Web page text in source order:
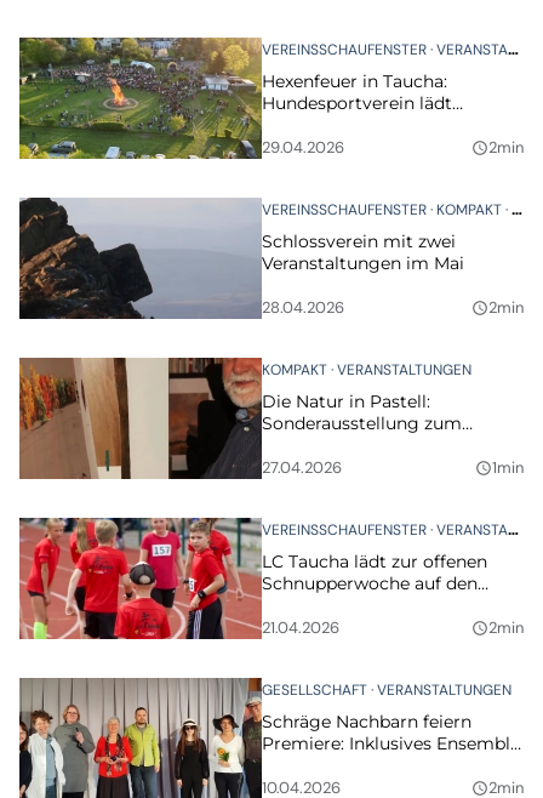
VEREINSSCHAUFENSTER VERANSTALTUNGEN
Hexenfeuer in Taucha:
Hundesportverein lädt
29.04.2026 query_builder2min
VEREINSSCHAUFENSTER KOMPAKT
Schlossverein mit zwei
Veranstaltungen im Mai
28.04.2026 query_builder2min
KOMPAKT VERANSTALTUNGEN
Die Natur in Pastell:
Sonderausstellung zum
27.04.2026 query_builder1min
VEREINSSCHAUFENSTER VERANSTALTUNGEN
LC Taucha lädt zur offenen
Schnupperwoche auf den
21.04.2026 query_builder2min
GESELLSCHAFT VERANSTALTUNGEN
Schräge Nachbarn feiern
Premiere: Inklusives Ensemble
bringt neues Stück auf die
10.04.2026 query_builder2min